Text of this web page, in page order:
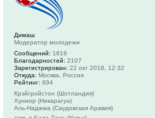
Димаш
Модератор молодежи
Сообщений: 1816
Благодарностей: 2107
Зарегистрирован: 22 окт 2018, 12:32
Откуда: Москва, Россия
Рейтинг: 694
Крэйгройстон (Шотландия)
Хуниор (Никарагуа)
Аль-Наджма (Саудовская Аравия)